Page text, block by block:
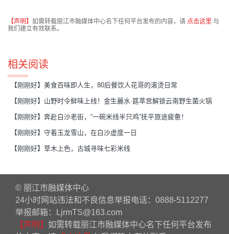
【声明】 如需转载丽江市融媒体中心名下任何平台发布的内容，请 点击这里 与
我们建立有效联系。
相关阅读
【刚刚好】美食百味即人生，80后餐饮人花哥的滚烫日常
【刚刚好】山野时令鲜味上线！金生麗水·筵萃宫解锁云南野生菌火锅
【刚刚好】奔赴白沙老街，“一碗米线半只鸡”抚平旅途疲惫！
【刚刚好】守着玉龙雪山，在白沙虚度一日
【刚刚好】草木上色，古城寻味七彩米线
© 丽江市融媒体中心
24小时网站违法和不良信息举报电话：0888-5112277
举报邮箱：LjrmTS@163.com
【声明】 如需转载丽江市融媒体中心名下任何平台发布